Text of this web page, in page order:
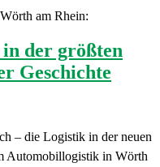
am Rhein:
der größten
Geschichte
– die Logistik in der neuen
Automobillogistik in Wörth